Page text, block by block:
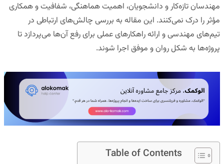
مهندسان تازه‌کار و دانشجویان، اهمیت هماهنگی، شفافیت و همکاری
مؤثر را درک نمی‌کنند. این مقاله به بررسی چالش‌های ارتباطی در
تیم‌های مهندسی و ارائه راهکارهای عملی برای رفع آن‌ها می‌پردازد تا
پروژه‌ها به شکل روان و موفق اجرا شوند.
Table of Contents